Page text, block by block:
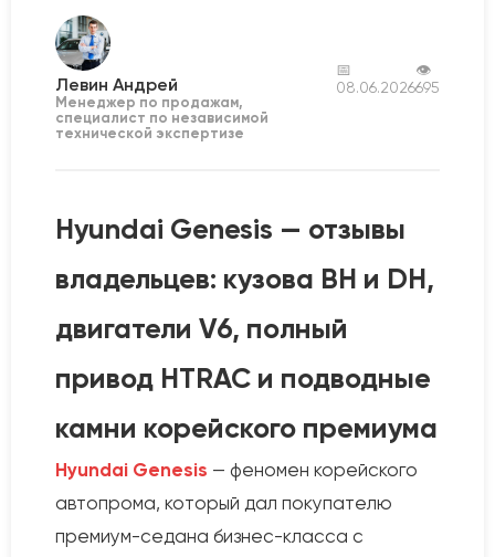
Левин Андрей
Менеджер по продажам,
специалист по независимой
технической экспертизе
📅
08.06.2026
👁
695
Hyundai Genesis — отзывы
владельцев: кузова BH и DH,
двигатели V6, полный
привод HTRAC и подводные
камни корейского премиума
Hyundai Genesis — феномен корейского
автопрома, который дал покупателю
премиум-седана бизнес-класса с